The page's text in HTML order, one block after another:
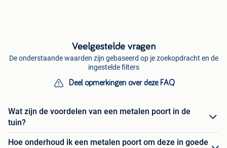
Veelgestelde vragen
De onderstaande waarden zijn gebaseerd op je zoekopdracht en de
ingestelde filters
Deel opmerkingen over deze FAQ
Wat zijn de voordelen van een metalen poort in de
tuin?
Hoe onderhoud ik een metalen poort om deze in goede